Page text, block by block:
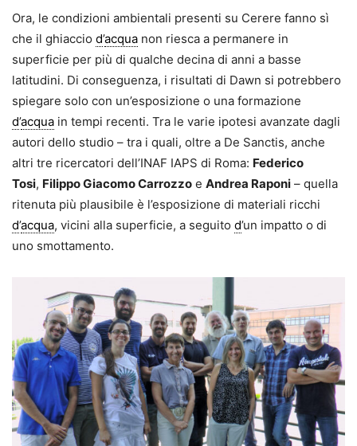
Ora, le condizioni ambientali presenti su Cerere fanno sì
che il ghiaccio d’acqua non riesca a permanere in
superficie per più di qualche decina di anni a basse
latitudini. Di conseguenza, i risultati di Dawn si potrebbero
spiegare solo con un’esposizione o una formazione
d’acqua in tempi recenti. Tra le varie ipotesi avanzate dagli
autori dello studio – tra i quali, oltre a De Sanctis, anche
altri tre ricercatori dell’INAF IAPS di Roma: Federico
Tosi, Filippo Giacomo Carrozzo e Andrea Raponi – quella
ritenuta più plausibile è l’esposizione di materiali ricchi
d’acqua, vicini alla superficie, a seguito d’un impatto o di
uno smottamento.